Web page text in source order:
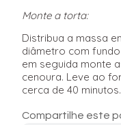
Monte a torta:
Distribua a massa
diâmetro com
em seguida monte
cenoura. Leve ao
cerca de 40 minutos.
Compartilhe este